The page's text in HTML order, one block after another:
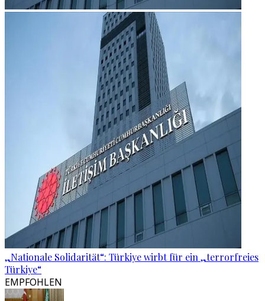
„Nationale Solidarität“: Türkiye wirbt für ein „terrorfreies
Türkiye“
EMPFOHLEN